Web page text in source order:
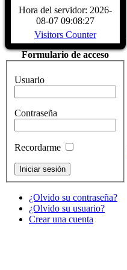
Hora del servidor: 2026-
08-07 09:08:27
Visitors Counter
Formulario de acceso
Usuario
Contraseña
Recordarme
¿Olvido su contraseña?
¿Olvido su usuario?
Crear una cuenta